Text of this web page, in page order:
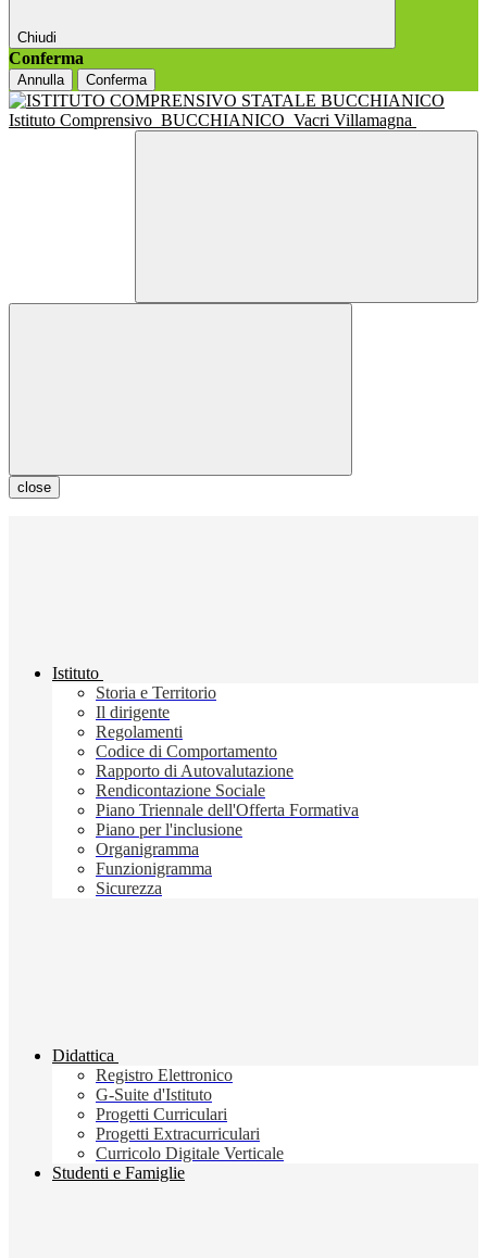
Chiudi
Conferma
Annulla Conferma
Istituto Comprensivo BUCCHIANICO Vacri Villamagna
close
Istituto
Storia e Territorio
Il dirigente
Regolamenti
Codice di Comportamento
Rapporto di Autovalutazione
Rendicontazione Sociale
Piano Triennale dell'Offerta Formativa
Piano per l'inclusione
Organigramma
Funzionigramma
Sicurezza
Didattica
Registro Elettronico
G-Suite d'Istituto
Progetti Curriculari
Progetti Extracurriculari
Curricolo Digitale Verticale
Studenti e Famiglie